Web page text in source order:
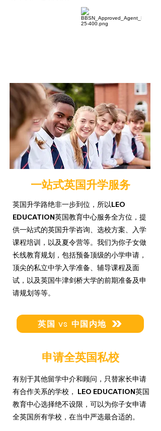
一站式英国升学服务
英国升学路绝非一步到位，所以LEO
EDUCATION英国教育中心服务全方位，提
供一站式的英国升学咨询、选校方案、入学
课程培训，以及夏令营等。我们为你子女做
长线教育规划，包括预备顶级的小学申请，
顶尖的私立中学入学准备、辅导课程及面
试，以及英国牛津剑桥大学的前期准备及申
请规划等等。
英国 vs 中国内地
申请全英国私校
有别于其他留学中介和顾问，只替家长申请
有合作关系的学校， LEO EDUCATION英国
教育中心选择绝不设限，可以为你子女申请
全英国所有学校，在当中严选最合适的。